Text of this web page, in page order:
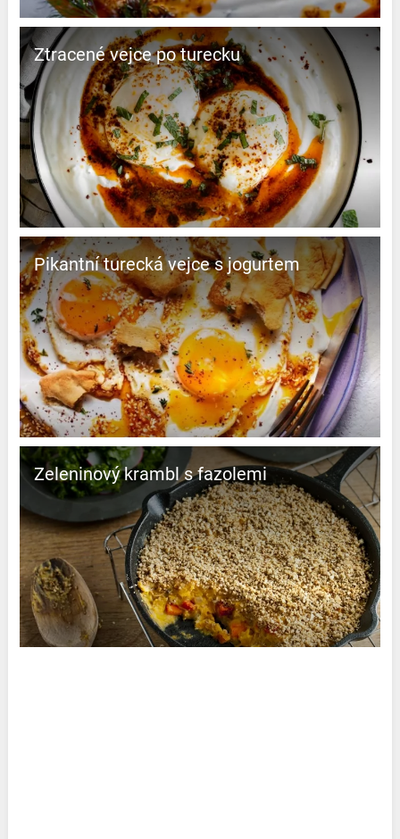
Ztracené vejce po turecku
Pikantní turecká vejce s jogurtem
Zeleninový krambl s fazolemi